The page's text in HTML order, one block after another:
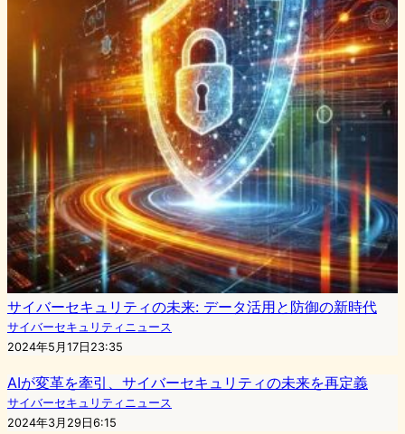
サイバーセキュリティの未来: データ活用と防御の新時代
サイバーセキュリティニュース
2024年5月17日23:35
AIが変革を牽引、サイバーセキュリティの未来を再定義
サイバーセキュリティニュース
2024年3月29日6:15